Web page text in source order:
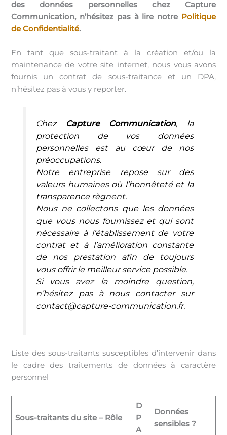
des données personnelles chez Capture
Communication, n’hésitez pas à lire notre Politique
de Confidentialité.
En tant que sous-traitant à la création et/ou la
maintenance de votre site internet, nous vous avons
fournis un contrat de sous-traitance et un DPA,
n’hésitez pas à vous y reporter.
Chez Capture Communication, la
protection de vos données
personnelles est au cœur de nos
préoccupations.
Notre entreprise repose sur des
valeurs humaines où l’honnêteté et la
transparence règnent.
Nous ne collectons que les données
que vous nous fournissez et qui sont
nécessaire à l’établissement de votre
contrat et à l’amélioration constante
de nos prestation afin de toujours
vous offrir le meilleur service possible.
Si vous avez la moindre question,
n’hésitez pas à nous contacter sur
contact@capture-communication.fr.
Liste des sous-traitants susceptibles d’intervenir dans
le cadre des traitements de données à caractère
personnel
Sous-traitants du site – Rôle
D
P
A
Données
sensibles ?